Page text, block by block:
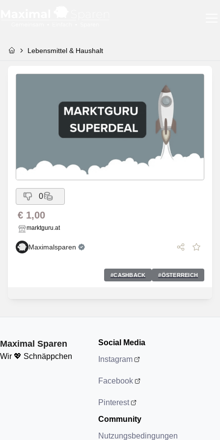
Lebensmittel & Haushalt
0
€ 1,00
marktguru.at
Maximalsparen
#CASHBACK #ÖSTERREICH
Maximal Sparen
Wir 💖 Schnäppchen
Social Media
Instagram
Facebook
Pinterest
Community
Nutzungsbedingungen